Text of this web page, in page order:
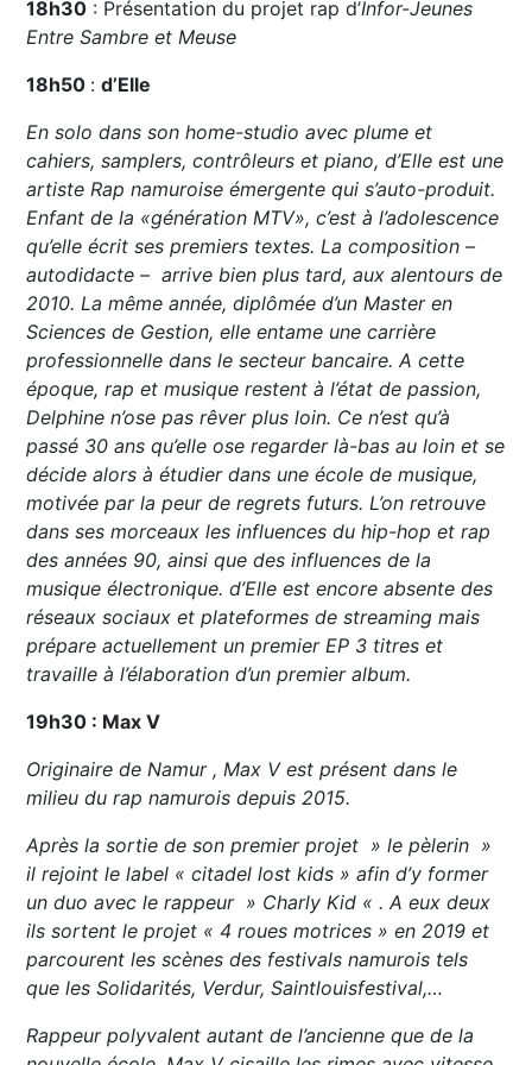
18h30 : Présentation du projet rap d’Infor-Jeunes
Entre Sambre et Meuse
18h50 :d’Elle
En solo dans son home-studio avec plume et
cahiers, samplers, contrôleurs et piano, d’Elle est une
artiste Rap namuroise émergente qui s’auto-produit.
Enfant de la «génération MTV», c’est à l’adolescence
qu’elle écrit ses premiers textes. La composition –
autodidacte – arrive bien plus tard, aux alentours de
2010. La même année, diplômée d’un Master en
Sciences de Gestion, elle entame une carrière
professionnelle dans le secteur bancaire. A cette
époque, rap et musique restent à l’état de passion,
Delphine n’ose pas rêver plus loin. Ce n’est qu’à
passé 30 ans qu’elle ose regarder là-bas au loin et se
décide alors à étudier dans une école de musique,
motivée par la peur de regrets futurs. L’on retrouve
dans ses morceaux les influences du hip-hop et rap
des années 90, ainsi que des influences de la
musique électronique. d’Elle est encore absente des
réseaux sociaux et plateformes de streaming mais
prépare actuellement un premier EP 3 titres et
travaille à l’élaboration d’un premier album.
19h30 : Max V
Originaire de Namur , Max V est présent dans le
milieu du rap namurois depuis 2015.
Après la sortie de son premier projet » le pèlerin »
il rejoint le label « citadel lost kids » afin d’y former
un duo avec le rappeur » Charly Kid « . A eux deux
ils sortent le projet « 4 roues motrices » en 2019 et
parcourent les scènes des festivals namurois tels
que les Solidarités, Verdur, Saintlouisfestival,…
Rappeur polyvalent autant de l’ancienne que de la